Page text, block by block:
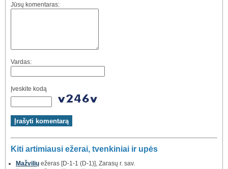
Jūsų komentaras:
Vardas:
Įveskite kodą
Kiti artimiausi ežerai, tvenkiniai ir upės
Mažvilių ežeras [D-1-1 (D-1)], Zarasų r. sav.